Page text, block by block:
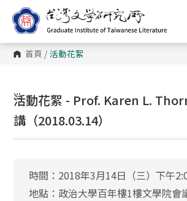
到
主
內
容 首頁 / 活動花絮
:::
活動花絮 - Prof. Karen L.
講（2018.03.14）
時間：2018年3月14日（三）下午
地點：政治大學百年樓1樓文學院會